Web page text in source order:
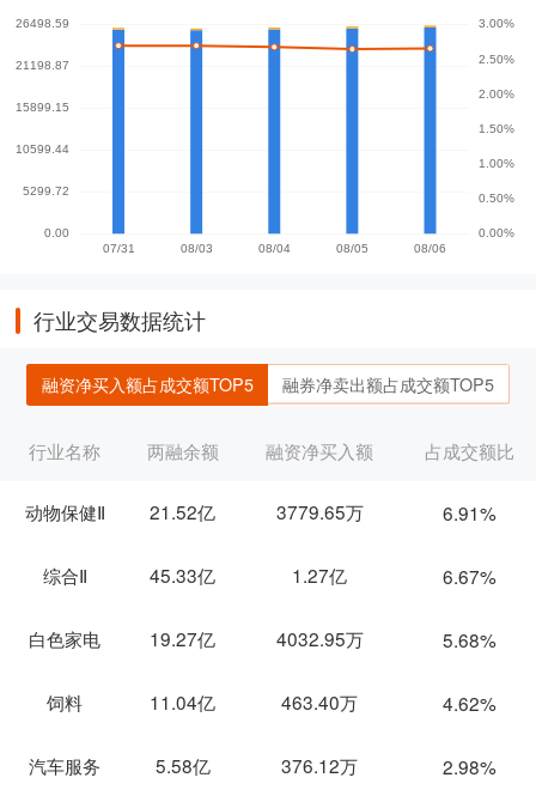
行业交易数据统计
融资净买入额占成交额TOP5 融券净卖出额占成交额TOP5
行业名称 两融余额 融资净买入额 占成交额比
动物保健Ⅱ 21.52亿 3779.65万 6.91%
综合Ⅱ 45.33亿 1.27亿 6.67%
白色家电 19.27亿 4032.95万 5.68%
饲料 11.04亿 463.40万 4.62%
汽车服务 5.58亿 376.12万 2.98%